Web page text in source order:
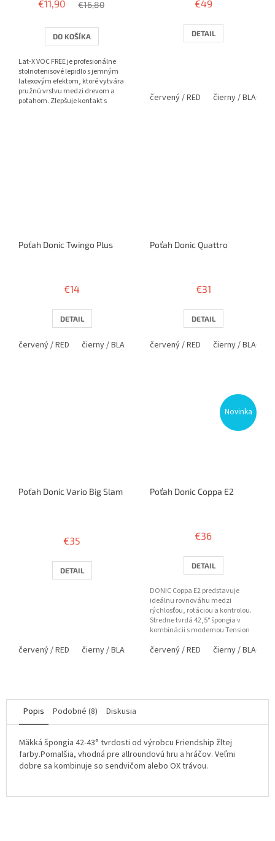
€11,90 €16,80
DO KOŠÍKA
Lat-X VOC FREE je profesionálne
stolnotenisové lepidlo s jemným
latexovým efektom, ktoré vytvára
pružnú vrstvu medzi drevom a
poťahom. Zlepšuje kontakt s
€49
DETAIL
červený / RED čierny / BLACK
Poťah Donic Twingo Plus
€14
DETAIL
červený / RED čierny / BLACK
Poťah Donic Quattro
€31
DETAIL
červený / RED čierny / BLACK
Poťah Donic Vario Big Slam
produktu
1,3
z
€35
DETAIL
červený / RED čierny / BLACK
Novinka
Poťah Donic Coppa E2
€36
DETAIL
DONIC Coppa E2 predstavuje
ideálnu rovnováhu medzi
rýchlosťou, rotáciou a kontrolou.
Stredne tvrdá 42,5° špongia v
kombinácii s modernou Tension
dynamickú...
červený / RED čierny / BLACK
Popis Podobné (8) Diskusia
Mäkká špongia 42-43° tvrdosti od výrobcu Friendship žltej
farby.Pomalšia, vhodná pre allroundovú hru a hráčov. Veľmi
dobre sa kombinuje so sendvičom alebo OX trávou.